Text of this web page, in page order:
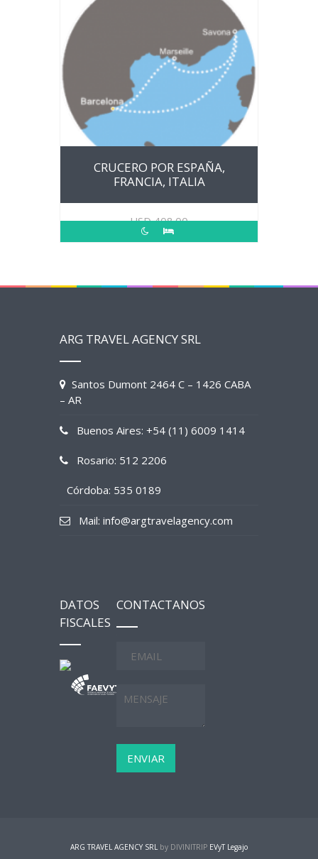
CRUCERO POR ESPAÑA,
FRANCIA, ITALIA
USD408.00
ARG TRAVEL AGENCY SRL
Santos Dumont 2464 C – 1426 CABA
– AR
Buenos Aires: +54 (11) 6009 1414
Rosario: 512 2206
Córdoba: 535 0189
Mail: info@argtravelagency.com
DATOS
FISCALES
CONTACTANOS
ARG TRAVEL AGENCY SRLby DIVINITRIP EVyT Legajo